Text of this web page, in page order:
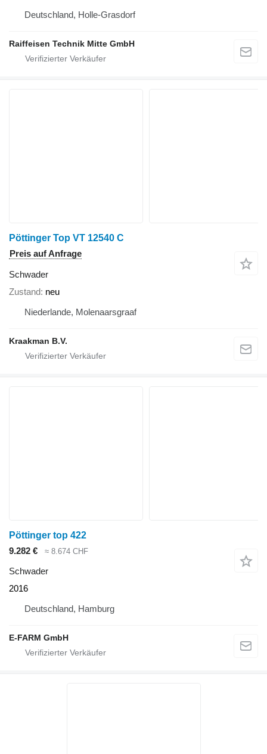
Deutschland, Holle-Grasdorf
Raiffeisen Technik Mitte GmbH
Pöttinger Top VT 12540 C
Preis auf Anfrage
Schwader
Zustand neu
Niederlande, Molenaarsgraaf
Kraakman B.V.
Pöttinger top 422
9.282 €
≈ 8.674 CHF
Schwader
2016
Deutschland, Hamburg
E-FARM GmbH